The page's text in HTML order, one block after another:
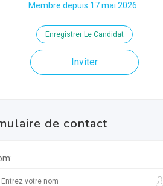
Membre depuis 17 mai 2026
Enregistrer Le Candidat
Inviter
de contact